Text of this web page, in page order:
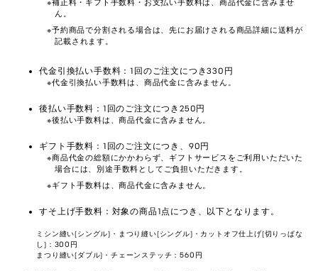
補正料・ギフト手数料・お支払い手数料は、商品代金に含みませ
ん。
予約商品で分割される場合は、先にお届けされる商品詳細に送料が
記載されます。
代金引換払い手数料：1回のご注文につき330円
代金引換払い手数料は、商品代金に含みません。
後払い手数料：1回のご注文につき250円
後払い手数料は、商品代金に含みません。
ギフト手数料：1回のご注文につき、90円
商品代金の総額にかかわらず、ギフトサービスをご利用いただいた
場合には、別途手数料としてご負担いただきます。
ギフト手数料は、商品代金に含みません。
すそ上げ手数料：対象の商品1点につき、以下となります。
ミシン縫い(シングル)・まつり縫い(シングル)・カットオフ仕上げ(切りっぱな
し)：300円
まつり縫い(ダブル)・チェーンステッチ：560円